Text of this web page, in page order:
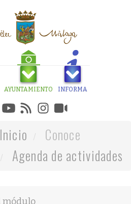
AYUNTAMIENTO INFORMA
Inicio
Conoce
Agenda de actividades